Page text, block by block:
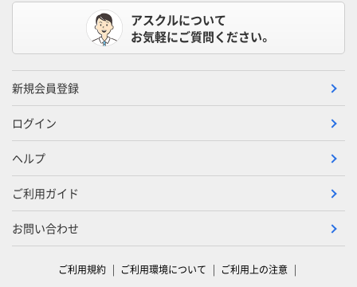
アスクルについて
お気軽にご質問ください。
新規会員登録
ログイン
ヘルプ
ご利用ガイド
お問い合わせ
ご利用規約 ご利用環境について
ご利用上の注意